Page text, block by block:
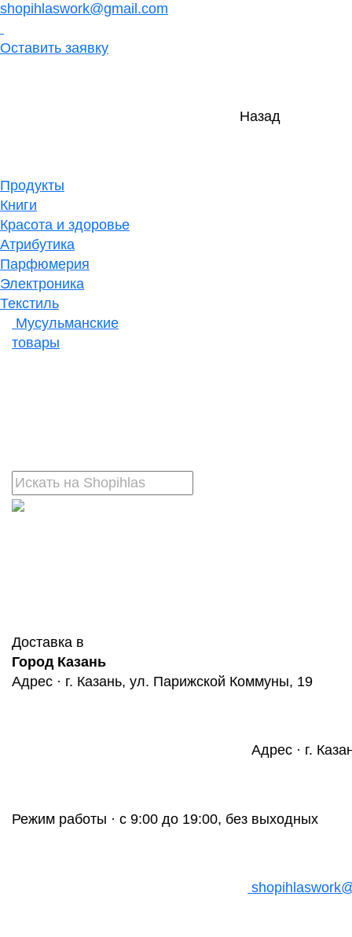
shopihlaswork@gmail.com
Оставить заявку
Назад
Продукты
Книги
Красота и здоровье
Атрибутика
Парфюмерия
Электроника
Текстиль
Мусульманские
товары
Доставка в
Город Казань
Адрес · г. Казань, ул. Парижской Коммуны, 19
Адрес · г.
Режим работы · с 9:00 до 19:00, без выходных